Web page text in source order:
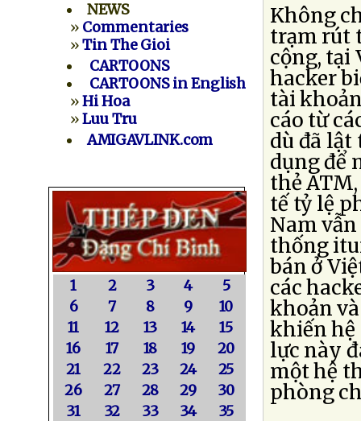
NEWS
» Commentaries
»Tin The Gioi
CARTOONS
CARTOONS in English
»Hi Hoa
»Luu Tru
AMIGAVLINK.com
1 2 3 4
5
6
7 8 9
10
11
12 13 14
15
16
17 18 19
20
21
22 23 24
25
26
27 28 29
30
31
32 33 34
35
Không
trạm rút
cộng, tại
hacker
tài
cáo từ
dù đã lật
dụng để
thẻ
tế tỷ lệ
Nam
thống
bán ở
các
khoản
khiến hệ
lực này
một hệ
phòng